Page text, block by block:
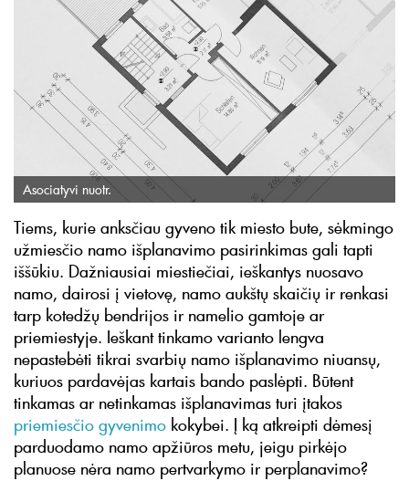
Asociatyvi nuotr.
Tiems, kurie anksčiau gyveno tik miesto bute, sėkmingo
užmiesčio namo išplanavimo pasirinkimas gali tapti
iššūkiu. Dažniausiai miestiečiai, ieškantys nuosavo
namo, dairosi į vietovę, namo aukštų skaičių ir renkasi
tarp kotedžų bendrijos ir namelio gamtoje ar
priemiestyje. Ieškant tinkamo varianto lengva
nepastebėti tikrai svarbių namo išplanavimo niuansų,
kuriuos pardavėjas kartais bando paslėpti. Būtent
tinkamas ar netinkamas išplanavimas turi įtakos
priemiesčio gyvenimo kokybei. Į ką atkreipti dėmesį
parduodamo namo apžiūros metu, jeigu pirkėjo
planuose nėra namo pertvarkymo ir perplanavimo?